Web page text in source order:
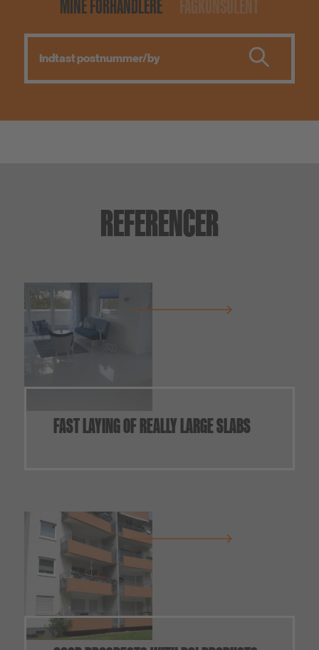
MINE FORHANDLERE FAGKONSULENT
REFERENCER
FAST LAYING OF REALLY LARGE SLABS